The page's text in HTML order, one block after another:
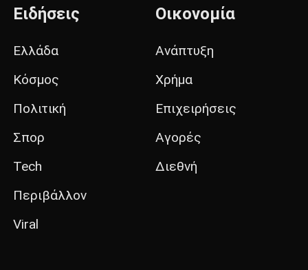
Ειδήσεις
Ελλάδα
Κόσμος
Πολιτική
Σπορ
Tech
Περιβάλλον
Viral
Οικονομία
Ανάπτυξη
Χρήμα
Επιχειρήσεις
Αγορές
Διεθνή